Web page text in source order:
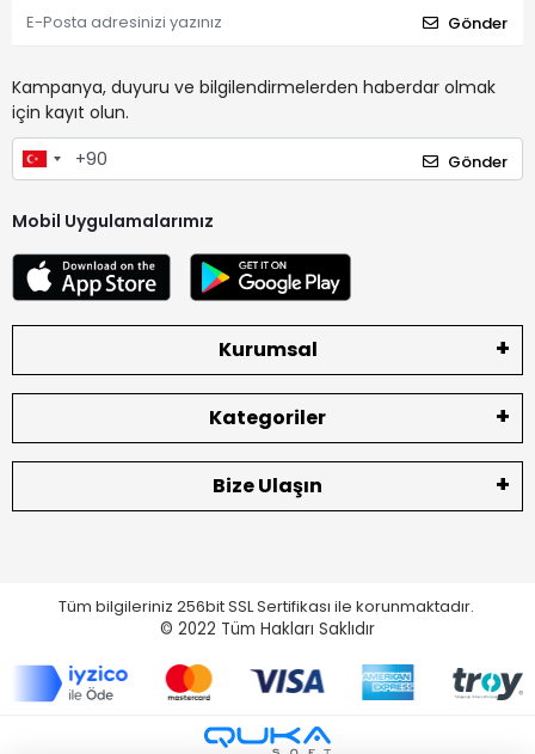
Gönder
Kampanya, duyuru ve bilgilendirmelerden haberdar olmak
için kayıt olun.
Gönder
Mobil Uygulamalarımız
Kurumsal
Kategoriler
Bize Ulaşın
Tüm bilgileriniz 256bit SSL Sertifikası ile korunmaktadır.
© 2022 Tüm Hakları Saklıdır